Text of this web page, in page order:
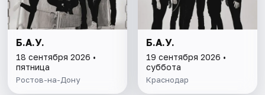
Б.А.У.
18 сентября 2026 •
пятница
Ростов-на-Дону
Б.А.У.
19 сентября 2026 •
суббота
Краснодар